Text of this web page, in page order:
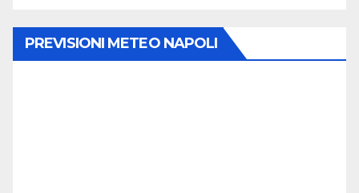
PREVISIONI METEO NAPOLI